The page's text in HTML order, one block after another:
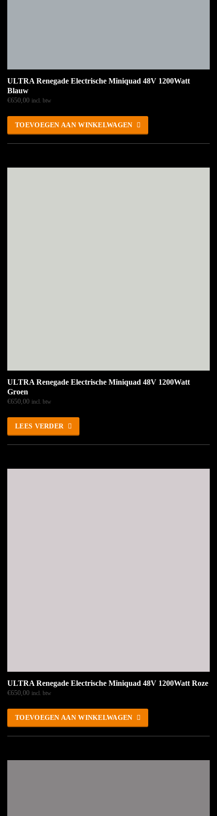
ULTRA Renegade Electrische Miniquad 48V 1200Watt
Blauw
€650,00 incl. btw
TOEVOEGEN AAN WINKELWAGEN
ULTRA Renegade Electrische Miniquad 48V 1200Watt
Groen
€650,00 incl. btw
LEES VERDER
ULTRA Renegade Electrische Miniquad 48V 1200Watt Roze
€650,00 incl. btw
TOEVOEGEN AAN WINKELWAGEN